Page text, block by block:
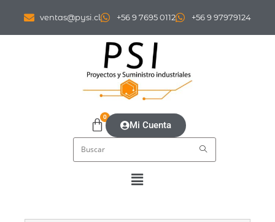
ventas@pysi.cl +56 9 7695 0112 +56 9 97979124
0
Mi Cuenta